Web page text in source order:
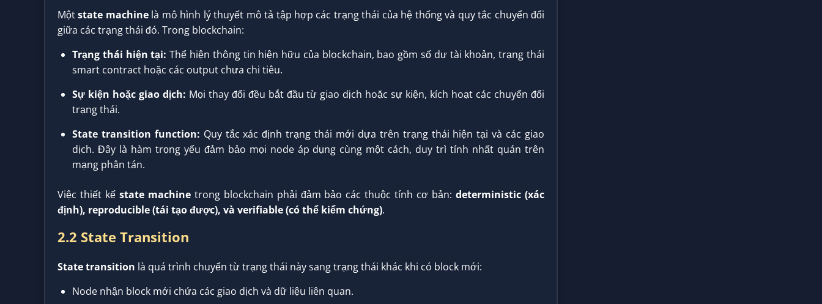
Mộtstate machinelà mô hình lý thuyết mô tả tập hợp các trạng thái của hệ thống và quy tắc chuyển đổi
giữa các trạng thái đó. Trong blockchain:
Trạng thái hiện tại: Thể hiện thông tin hiện hữu của blockchain, bao gồm số dư tài khoản, trạng thái
smart contract hoặc các output chưa chi tiêu.
Sự kiện hoặc giao dịch: Mọi thay đổi đều bắt đầu từ giao dịch hoặc sự kiện, kích hoạt các chuyển đổi
trạng thái.
State transition function: Quy tắc xác định trạng thái mới dựa trên trạng thái hiện tại và các giao
dịch. Đây là hàm trọng yếu đảm bảo mọi node áp dụng cùng một cách, duy trì tính nhất quán trên
mạng phân tán.
Việc thiết kế state machinetrong blockchain phải đảm bảo các thuộc tính cơ bản:deterministic (xác
định), reproducible (tái tạo được), và verifiable (có thể kiểm chứng).
2.2 State Transition
State transition là quá trình chuyển từ trạng thái này sang trạng thái khác khi có block mới:
Node nhận block mới chứa các giao dịch và dữ liệu liên quan.